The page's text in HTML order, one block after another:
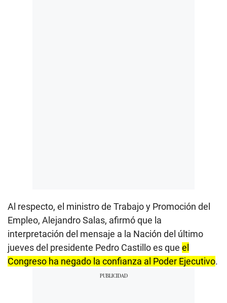
Al respecto, el ministro de Trabajo y Promoción del
Empleo, Alejandro Salas, afirmó que la
interpretación del mensaje a la Nación del último
jueves del presidente Pedro Castillo es que el
Congreso ha negado la confianza al Poder Ejecutivo.